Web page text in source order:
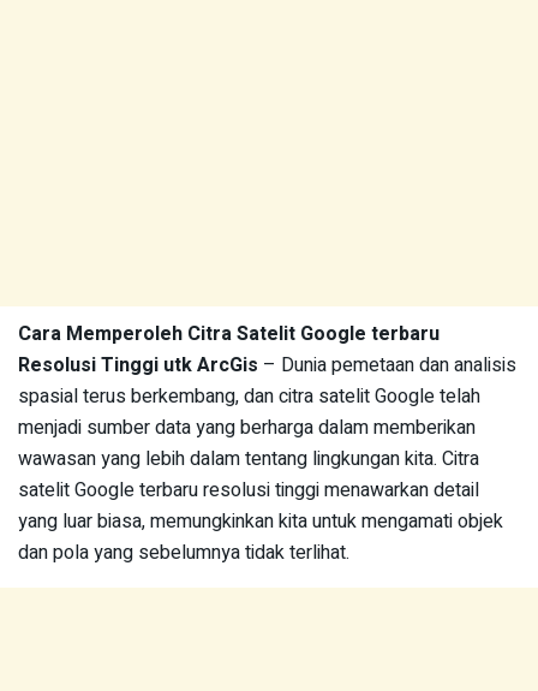
Cara Memperoleh Citra Satelit Google terbaru
Resolusi Tinggi utk ArcGis – Dunia pemetaan dan analisis
spasial terus berkembang, dan citra satelit Google telah
menjadi sumber data yang berharga dalam memberikan
wawasan yang lebih dalam tentang lingkungan kita. Citra
satelit Google terbaru resolusi tinggi menawarkan detail
yang luar biasa, memungkinkan kita untuk mengamati objek
dan pola yang sebelumnya tidak terlihat.